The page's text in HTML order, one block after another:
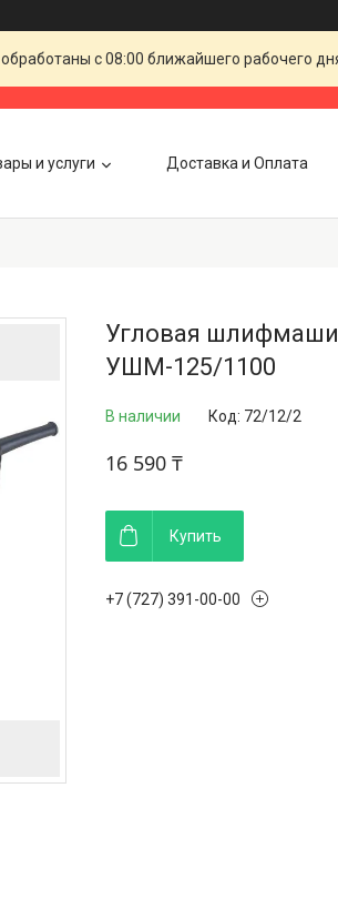
с 08:00 ближайшего рабочего
и услуги Доставка и Оплата
Угловая
УШМ-125/1100
В наличии Код: 72/12/2
16 590 ₸
Купить
+7 (727) 391-00-00